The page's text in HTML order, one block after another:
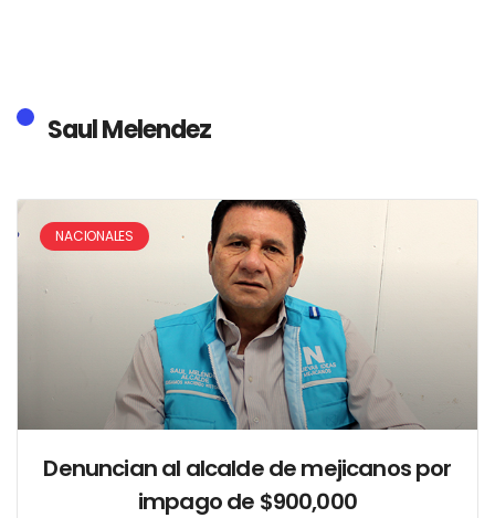
Saul Melendez
NACIONALES
Denuncian al alcalde de mejicanos por
impago de $900,000